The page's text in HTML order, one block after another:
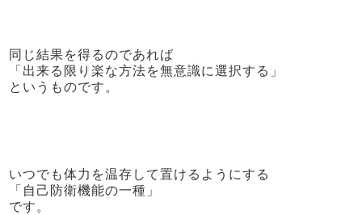
同じ結果を得るのであれば
「出来る限り楽な方法を無意識に選択する」
というものです。
いつでも体力を温存して置けるようにする
「自己防衛機能の一種」
です。